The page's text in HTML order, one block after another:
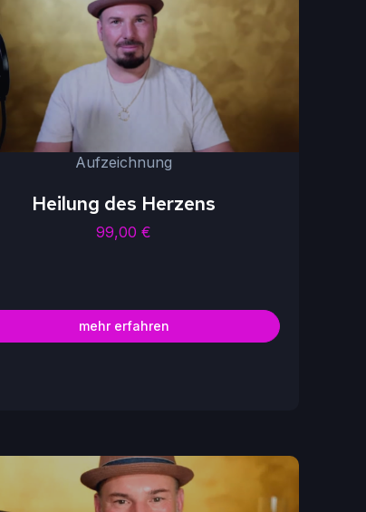
Aufzeichnung
Heilung des Herzens
99,00€
mehr erfahren